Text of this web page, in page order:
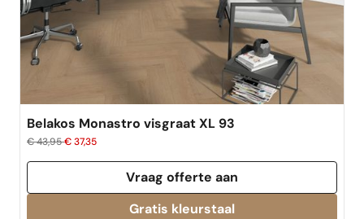
Belakos Monastro visgraat XL 93
€ 43,95€ 37,35
Vraag offerte aan